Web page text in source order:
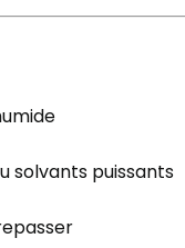
solvants puissants